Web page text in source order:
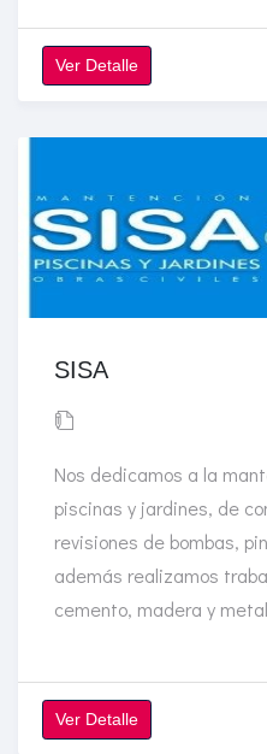
Ver Detalle
SISA
Nos dedicamos a la
piscinas y jardines, de
revisiones de bombas,
además realizamos
cemento, madera y
Ver Detalle